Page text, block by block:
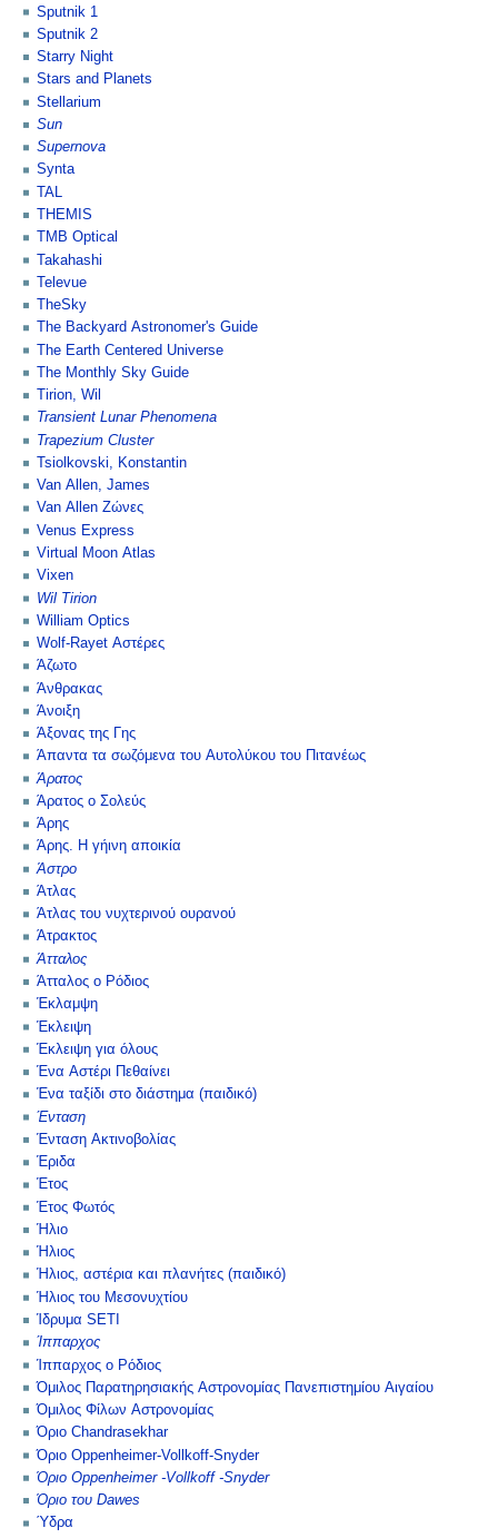
Sputnik 1
Sputnik 2
Starry Night
Stars and Planets
Stellarium
Sun
Supernova
Synta
TAL
THEMIS
TMB Optical
Takahashi
Televue
TheSky
The Backyard Astronomer's Guide
The Earth Centered Universe
The Monthly Sky Guide
Tirion, Wil
Transient Lunar Phenomena
Trapezium Cluster
Tsiolkovski, Konstantin
Van Allen, James
Van Allen Ζώνες
Venus Express
Virtual Moon Atlas
Vixen
Wil Tirion
William Optics
Wolf-Rayet Αστέρες
Άζωτο
Άνθρακας
Άνοιξη
Άξονας της Γης
Άπαντα τα σωζόμενα του Αυτολύκου του Πιτανέως
Άρατος
Άρατος ο Σολεύς
Άρης
Άρης. Η γήινη αποικία
Άστρο
Άτλας
Άτλας του νυχτερινού ουρανού
Άτρακτος
Άτταλος
Άτταλος ο Ρόδιος
Έκλαμψη
Έκλειψη
Έκλειψη για όλους
Ένα Αστέρι Πεθαίνει
Ένα ταξίδι στο διάστημα (παιδικό)
Ένταση
Ένταση Ακτινοβολίας
Έριδα
Έτος
Έτος Φωτός
Ήλιο
Ήλιος
Ήλιος, αστέρια και πλανήτες (παιδικό)
Ήλιος του Μεσονυχτίου
Ίδρυμα SETI
Ίππαρχος
Ίππαρχος ο Ρόδιος
Όμιλος Παρατηρησιακής Αστρονομίας Πανεπιστημίου Αιγαίου
Όμιλος Φίλων Αστρονομίας
Όριο Chandrasekhar
Όριο Oppenheimer-Vollkoff-Snyder
Όριο Oppenheimer -Vollkoff -Snyder
Όριο του Dawes
Ύδρα